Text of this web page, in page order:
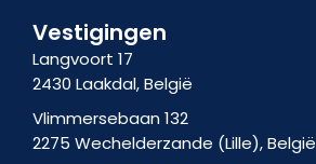
f a
g
r
a
m
-
i
n
Vestigingen
Langvoort 17
2430 Laakdal, België
Vlimmersebaan 132
2275 Wechelderzande (Lille), België